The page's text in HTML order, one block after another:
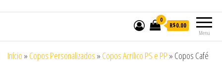
Menu
0
R$0.00
Início » Copos Personalizados » Copos Acrilico PS e PP » Copos Café